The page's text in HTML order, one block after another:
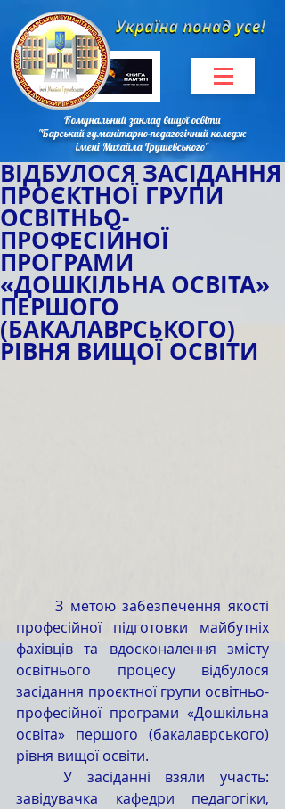
Комунальний заклад вищої освіти
"Барський гуманітарно-педагогічний коледж
імені Михайла Грушевського"
ВІДБУЛОСЯ ЗАСІДАННЯ
ПРОЄКТНОЇ ГРУПИ
ОСВІТНЬО-
ПРОФЕСІЙНОЇ
ПРОГРАМИ
«ДОШКІЛЬНА ОСВІТА»
ПЕРШОГО
(БАКАЛАВРСЬКОГО)
РІВНЯ ВИЩОЇ ОСВІТИ
професійної підготовки майбутніх
фахівців та вдосконалення змісту
освітнього процесу відбулося
засідання проєктної групи освітньо-
професійної програми «Дошкільна
освіта» першого (бакалаврського)
рівня вищої освіти.
завідувачка кафедри педагогіки,